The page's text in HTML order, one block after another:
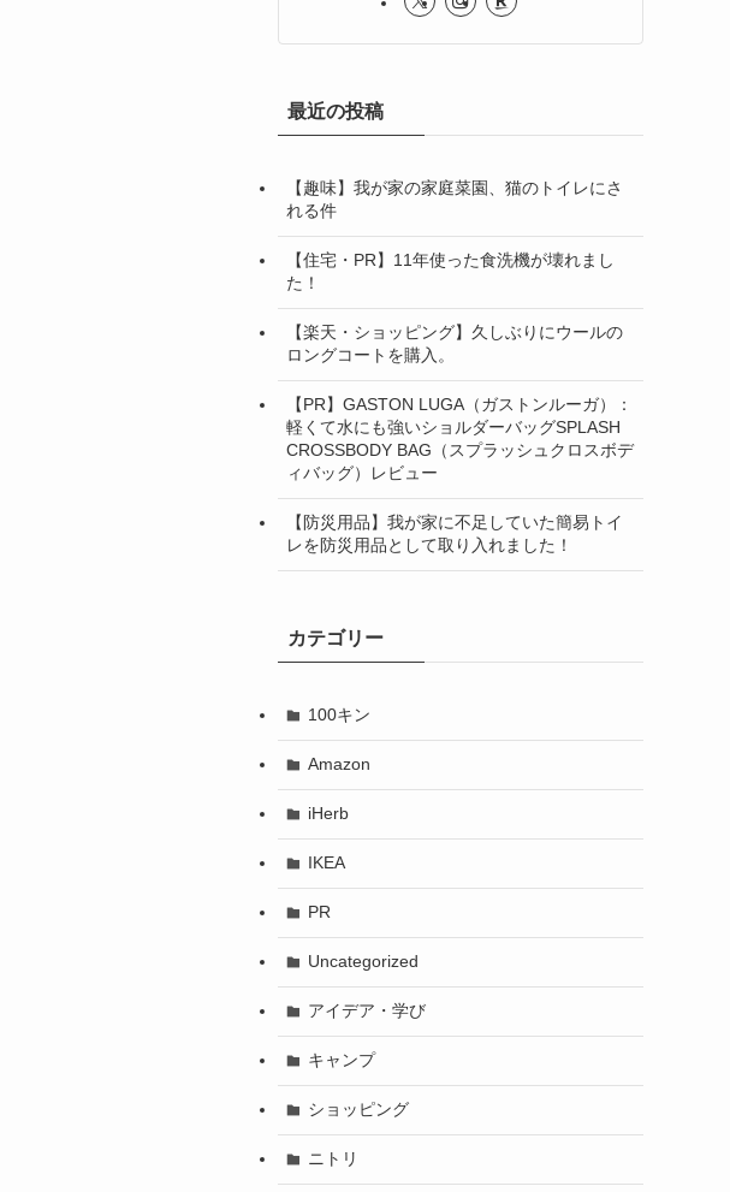
最近の投稿
【趣味】我が家の家庭菜園、猫のトイレにさ
れる件
【住宅・PR】11年使った食洗機が壊れまし
た！
【楽天・ショッピング】久しぶりにウールの
ロングコートを購入。
【PR】GASTON LUGA（ガストンルーガ）：
軽くて水にも強いショルダーバッグSPLASH
CROSSBODY BAG（スプラッシュクロスボデ
ィバッグ）レビュー
【防災用品】我が家に不足していた簡易トイ
レを防災用品として取り入れました！
カテゴリー
100キン
Amazon
iHerb
IKEA
PR
Uncategorized
アイデア・学び
キャンプ
ショッピング
ニトリ